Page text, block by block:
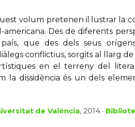
volum pretenen il·lustrar la
Des de diferents
que des dels seus
conflictius, sorgits al llarg de
en el terreny del
la dissidència és un dels
de València, 2014 ·